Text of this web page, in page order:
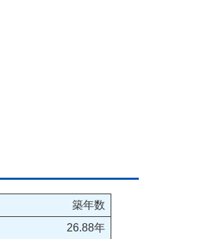
築年数
26.88年